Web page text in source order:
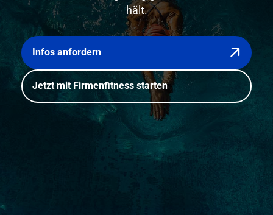
hält.
Infos anfordern
Jetzt mit Firmenfitness starten